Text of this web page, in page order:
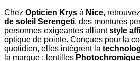
Chez Opticien Krys à Nice,
de soleil Serengeti, des montures
personnes exigeantes alliantstyle
optique de pointe. Conçues pour la
quotidien, elles intègrent la
la marque : lentilles